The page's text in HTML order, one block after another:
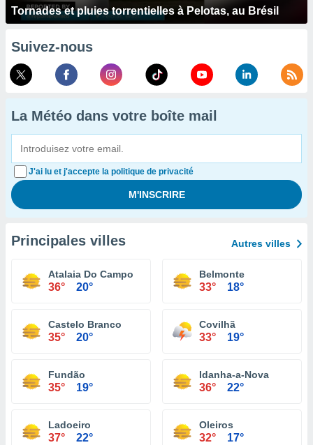
Tornades et pluies torrentielles à Pelotas, au Brésil
Suivez-nous
La Météo dans votre boîte mail
J'ai lu et j'accepte la politique de privacité
Principales villes Autres villes
Atalaia Do Campo
36° 20°
Belmonte
33° 18°
Castelo Branco
35° 20°
Covilhã
33° 19°
Fundão
35° 19°
Idanha-a-Nova
36° 22°
Ladoeiro
37° 22°
Oleiros
32° 17°